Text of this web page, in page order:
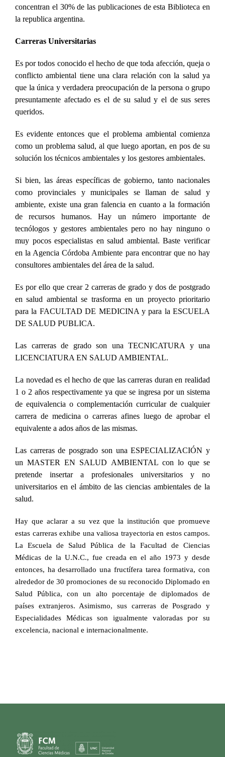
concentran el 30% de las publicaciones de esta Biblioteca en
la republica argentina.
Carreras Universitarias
Es por todos conocido el hecho de que toda afección, queja o
conflicto ambiental tiene una clara relación con la salud ya
que la única y verdadera preocupación de la persona o grupo
presuntamente afectado es el de su salud y el de sus seres
queridos.
Es evidente entonces que el problema ambiental comienza
como un problema salud, al que luego aportan, en pos de su
solución los técnicos ambientales y los gestores ambientales.
Si bien, las áreas específicas de gobierno, tanto nacionales
como provinciales y municipales se llaman de salud y
ambiente, existe una gran falencia en cuanto a la formación
de recursos humanos. Hay un número importante de
tecnólogos y gestores ambientales pero no hay ninguno o
muy pocos especialistas en salud ambiental. Baste verificar
en la Agencia Córdoba Ambiente para encontrar que no hay
consultores ambientales del área de la salud.
Es por ello que crear 2 carreras de grado y dos de postgrado
en salud ambiental se trasforma en un proyecto prioritario
para la FACULTAD DE MEDICINA y para la ESCUELA
DE SALUD PUBLICA.
Las carreras de grado son una TECNICATURA y una
LICENCIATURA EN SALUD AMBIENTAL.
La novedad es el hecho de que las carreras duran en realidad
1 o 2 años respectivamente ya que se ingresa por un sistema
de equivalencia o complementación curricular de cualquier
carrera de medicina o carreras afines luego de aprobar el
equivalente a ados años de las mismas.
Las carreras de posgrado son una ESPECIALIZACIÓN y
un MASTER EN SALUD AMBIENTAL con lo que se
pretende insertar a profesionales universitarios y no
universitarios en el ámbito de las ciencias ambientales de la
salud.
Hay que aclarar a su vez que la institución que promueve
estas carreras exhibe una valiosa trayectoria en estos campos.
La Escuela de Salud Pública de la Facultad de Ciencias
Médicas de la U.N.C., fue creada en el año 1973 y desde
entonces, ha desarrollado una fructífera tarea formativa, con
alrededor de 30 promociones de su reconocido Diplomado en
Salud Pública, con un alto porcentaje de diplomados de
países extranjeros. Asimismo, sus carreras de Posgrado y
Especialidades Médicas son igualmente valoradas por su
excelencia, nacional e internacionalmente.